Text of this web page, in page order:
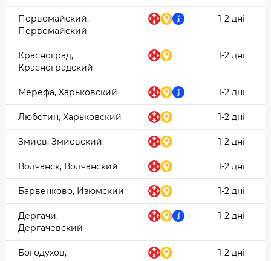
Первомайский,
Первомайский
1-2 дні
Красноград,
Красноградский
1-2 дні
Мерефа, Харьковский 1-2 дні
Люботин, Харьковский 1-2 дні
Змиев, Змиевский 1-2 дні
Волчанск, Волчанский 1-2 дні
Барвенково, Изюмский 1-2 дні
Дергачи,
Дергачевский
1-2 дні
Богодухов,
1-2 дні